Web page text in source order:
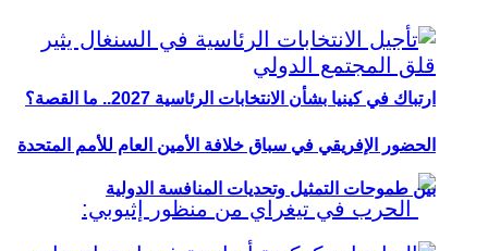
ارتباك في كينيا بشأن الانتخابات الرئاسية 2027.. ما القصة؟
الحضور الإفريقي في سباق خلافة الأمين العام للأمم المتحدة
بين طموحات التمثيل وتحديات المنافسة الدولية